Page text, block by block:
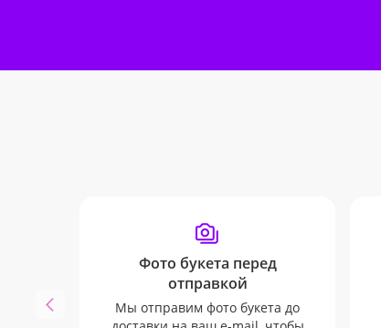
Фото букета перед
отправкой
Мы отправим фото букета до